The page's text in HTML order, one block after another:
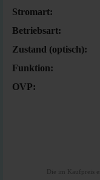
Stromart:
Betriebsart:
Zustand (optisch):
Funktion:
OVP:
Die im Kaufpreis